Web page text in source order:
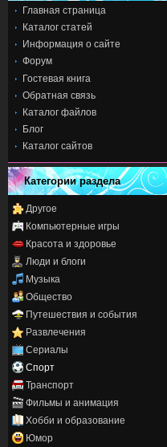
Главная страница
Каталог статей
Информация о сайте
Форум
Гостевая книга
Обратная связь
Каталог файлов
Блог
Каталог сайтов
Категории раздела
Другое
Компьютерные игры
Красота и здоровье
Люди и блоги
Музыка
Общество
Путешествия и события
Развлечения
Сериалы
Спорт
Транспорт
Фильмы и анимация
Хобби и образование
Юмор